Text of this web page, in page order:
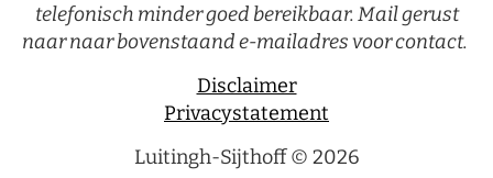
telefonisch minder goed bereikbaar. Mail gerust
naar naar bovenstaand e-mailadres voor contact.
Disclaimer
Privacystatement
Luitingh-Sijthoff © 2026